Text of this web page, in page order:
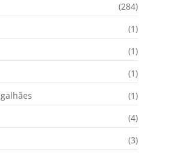
(284)
(1)
(1)
(1)
(1)
(4)
(3)